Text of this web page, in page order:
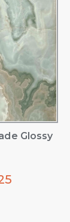
Glossy